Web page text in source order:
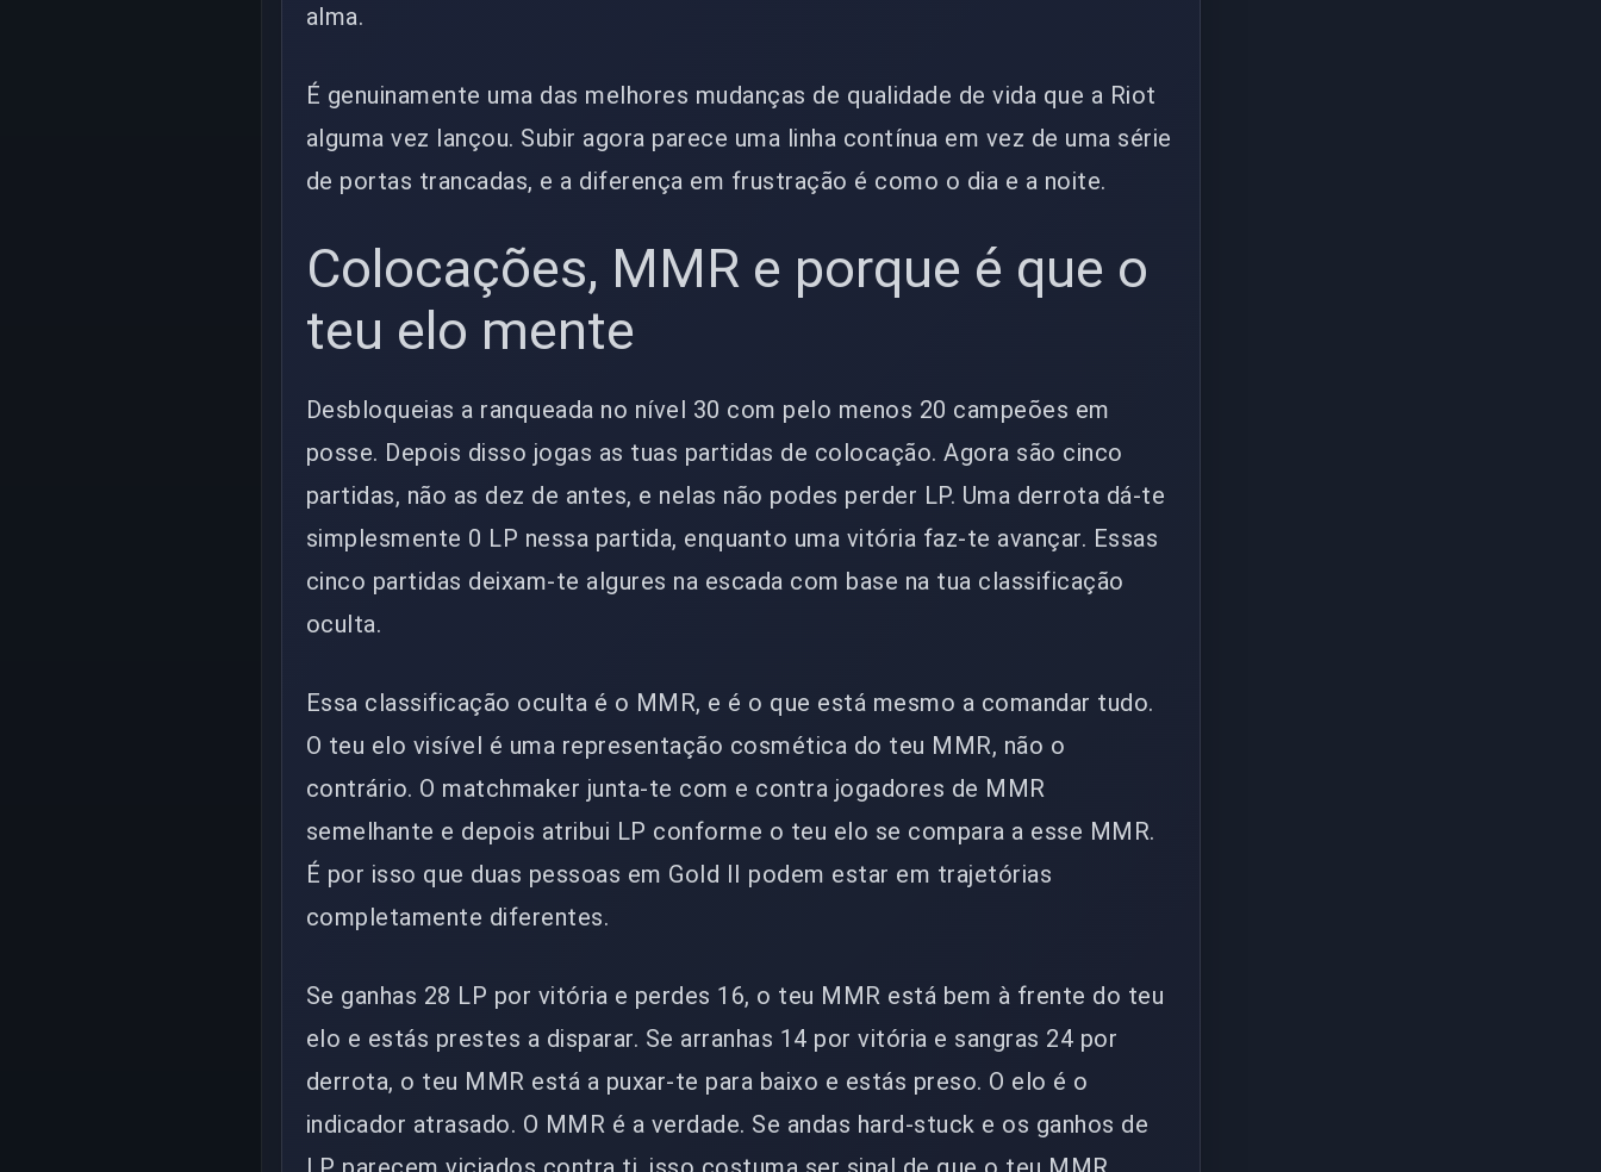
alma.
É genuinamente uma das melhores mudanças de qualidade de vida que a Riot
alguma vez lançou. Subir agora parece uma linha contínua em vez de uma série
de portas trancadas, e a diferença em frustração é como o dia e a noite.
Colocações, MMR e porque é que o
teu elo mente
Desbloqueias a ranqueada no nível 30 com pelo menos 20 campeões em
posse. Depois disso jogas as tuas partidas de colocação. Agora são cinco
partidas, não as dez de antes, e nelas não podes perder LP. Uma derrota dá-te
simplesmente 0 LP nessa partida, enquanto uma vitória faz-te avançar. Essas
cinco partidas deixam-te algures na escada com base na tua classificação
oculta.
Essa classificação oculta é o MMR, e é o que está mesmo a comandar tudo.
O teu elo visível é uma representação cosmética do teu MMR, não o
contrário. O matchmaker junta-te com e contra jogadores de MMR
semelhante e depois atribui LP conforme o teu elo se compara a esse MMR.
É por isso que duas pessoas em Gold II podem estar em trajetórias
completamente diferentes.
Se ganhas 28 LP por vitória e perdes 16, o teu MMR está bem à frente do teu
elo e estás prestes a disparar. Se arranhas 14 por vitória e sangras 24 por
derrota, o teu MMR está a puxar-te para baixo e estás preso. O elo é o
indicador atrasado. O MMR é a verdade. Se andas hard-stuck e os ganhos de